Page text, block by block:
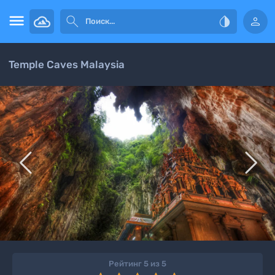
   
Temple Caves Malaysia
 
Рейтинг 5 из 5